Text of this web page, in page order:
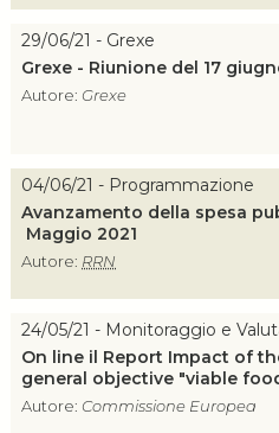
29/06/21 - Grexe
Grexe - Riunione del 17
Autore: Grexe
04/06/21 - Programmazione
Avanzamento della spesa
Maggio 2021
Autore: RRN
24/05/21 - Monitoraggio e
On line il Report Impact of
general objective "viable
Autore: Commissione Europea